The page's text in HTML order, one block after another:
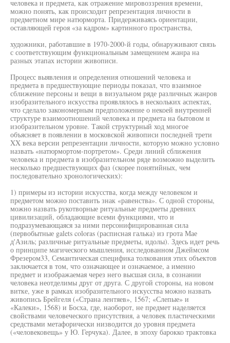
человека и предмета, как отражение мировоззрения времени,
можно понять, как происходит репрезентация личности в
предметном мире натюрморта. Придерживаясь ориентации,
оставляющей героя «за кадром» картинного пространства,
художники, работавшие в 1970-2000-й годы, обнаруживают связь
с соответствующим функциональным замещением жанра на
разных этапах истории живописи.
Процесс выявления и определения отношений человека и
предмета в предшествующие периоды показал, что взаимное
сближение персоны и вещи в визуальном ряде различных жанров
изобразительного искусства проявлялось в нескольких аспектах,
что сделало закономерным предположение о некоей внутренней
структуре взаимоотношений человека и предмета на бытовом и
изобразительном уровне. Такой структурный ход многое
объясняет в появлении в московской живописи последней трети
XX века версии репрезентации личности, которую можно условно
назвать «натюрмортом-портретом». Среди линий сближения
человека и предмета в изобразительном ряде возможно выделить
несколько предшествующих фаз (скорее понятийных, чем
последовательно хронологических):
1) примеры из истории искусства, когда между человеком и
предметом можно поставить знак «равенства». С одной стороны,
можно назвать рукотворные ритуальные предметы древних
цивилизаций, обладающие всеми функциями, что и
подразумевающаяся за ними персонифицированная сила
(первобытные galets coloras (расписная галька) из грота Мае
д'Азиль; различные ритуальные предметы, идолы). Здесь идет речь
о принципе магического мышления, исследованном Джеймсом
Фрезером33, Семантическая специфика толкования этих объектов
заключается в том, что означающее и означаемое, а именно
предмет и изображаемая через него высшая сила, в сознании
человека неотделимы друг от друга. С другой стороны, на новом
витке, уже в рамках изобразительного искусства можно назвать
живопись Брейгеля («Страна лентяев», 1567; «Слепые» и
«Калеки», 1568) и Босха, где, наоборот, не предмет наделяется
свойствами человеческого присутствия, а человек пластическими
средствами метафорически низводится до уровня предмета
(«человековещь» у Ю. Герчука). Далее, в эпоху барокко трактовка